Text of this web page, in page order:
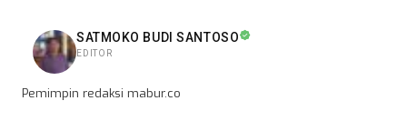
SATMOKO BUDI SANTOSO
EDITOR
Pemimpin redaksi mabur.co